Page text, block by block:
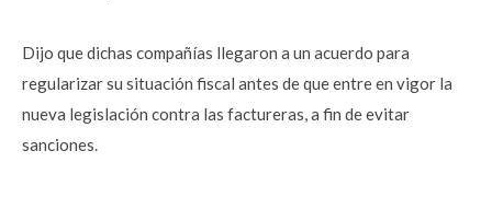
Dijo que dichas compañías llegaron a un acuerdo para
regularizar su situación fiscal antes de que entre en vigor la
nueva legislación contra las factureras, a fin de evitar
sanciones.